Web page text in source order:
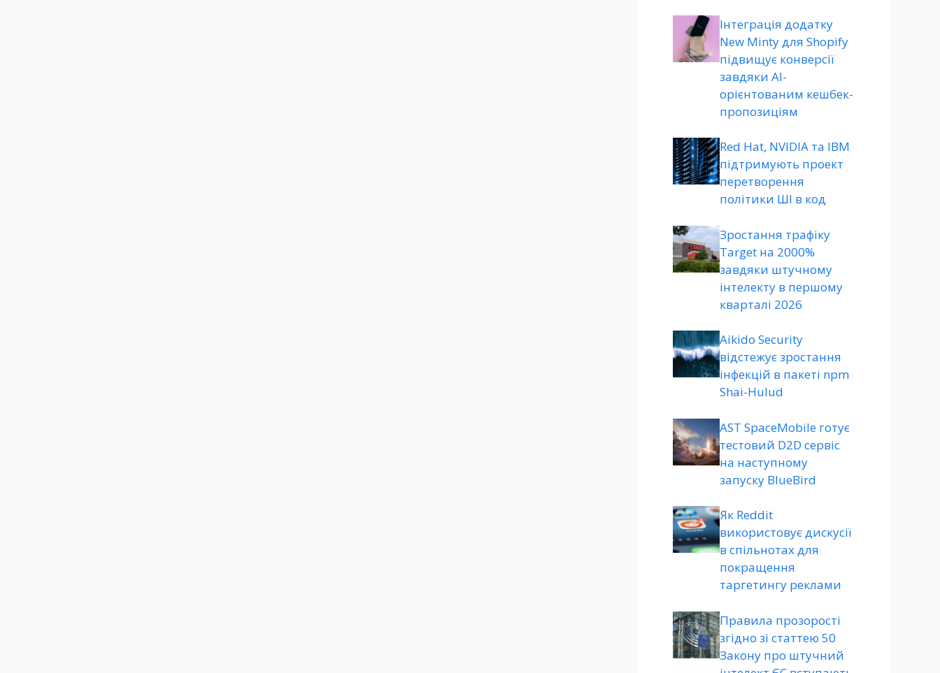
Інтеграція додатку
New Minty для Shopify
підвищує конверсії
завдяки AI-
орієнтованим кешбек-
пропозиціям
Red Hat, NVIDIA та IBM
підтримують проект
перетворення
політики ШІ в код
Зростання трафіку
Target на 2000%
завдяки штучному
інтелекту в першому
кварталі 2026
Aikido Security
відстежує зростання
інфекцій в пакеті npm
Shai-Hulud
AST SpaceMobile готує
тестовий D2D сервіс
на наступному
запуску BlueBird
Як Reddit
використовує дискусії
в спільнотах для
покращення
таргетингу реклами
Правила прозорості
згідно зі статтею 50
Закону про штучний